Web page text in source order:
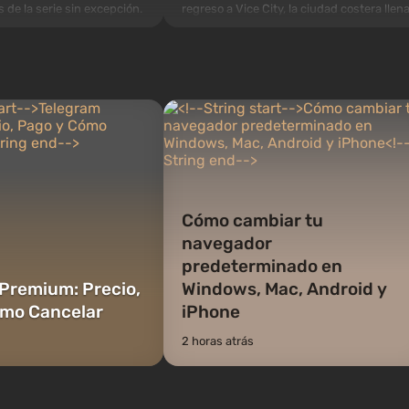
de la serie sin excepción.
regreso a Vice City, la ciudad costera llena
Precio,
Cancelar
Cómo cambiar tu
navegador
predeterminado en
Windows, Mac, Android y
iPhone
2 horas atrás